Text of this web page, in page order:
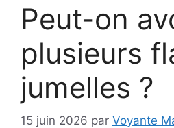
Peut-on
plusieurs
jumelles ?
15 juin 2026 par Voyante